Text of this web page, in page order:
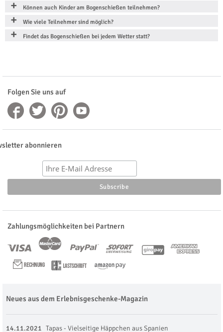
Können auch Kinder am Bogenschießen teilnehmen?
Wie viele Teilnehmer sind möglich?
Findet das Bogenschießen bei jedem Wetter statt?
Folgen Sie uns auf
abonnieren
Zahlungsmöglichkeiten bei Partnern
Neues aus dem Erlebnisgeschenke-Magazin
14.11.2021 Tapas - Vielseitige Häppchen aus Spanien